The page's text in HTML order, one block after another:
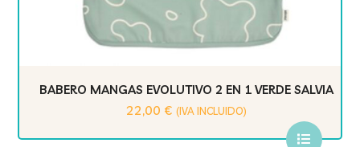
BABERO MANGAS EVOLUTIVO 2 EN 1 VERDE SALVIA
22,00 € (IVA INCLUIDO)